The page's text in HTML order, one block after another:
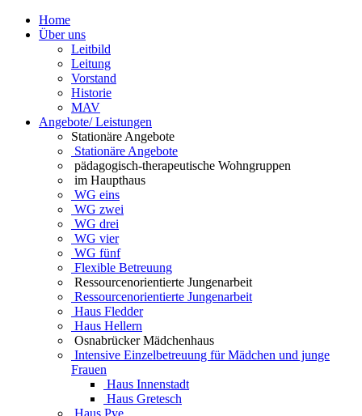
Home
Über uns
Leitbild
Leitung
Vorstand
Historie
MAV
Angebote/ Leistungen
Stationäre Angebote
Stationäre Angebote
pädagogisch-therapeutische Wohngruppen
im Haupthaus
WG eins
WG zwei
WG drei
WG vier
WG fünf
Flexible Betreuung
Ressourcenorientierte Jungenarbeit
Ressourcenorientierte Jungenarbeit
Haus Fledder
Haus Hellern
Osnabrücker Mädchenhaus
Intensive Einzelbetreuung für Mädchen und junge
Frauen
Haus Innenstadt
Haus Gretesch
Haus Pye